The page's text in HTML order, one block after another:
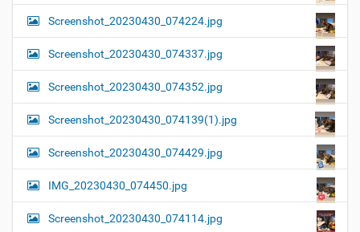
Screenshot_20230430_074224.jpg
Screenshot_20230430_074337.jpg
Screenshot_20230430_074352.jpg
Screenshot_20230430_074139(1).jpg
Screenshot_20230430_074429.jpg
IMG_20230430_074450.jpg
Screenshot_20230430_074114.jpg